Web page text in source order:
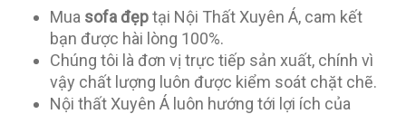
Mua sofa đẹptại Nội Thất Xuyên Á, cam kết
bạn được hài lòng 100%.
Chúng tôi là đơn vị trực tiếp sản xuất, chính vì
vậy chất lượng luôn được kiểm soát chặt chẽ.
Nội thất Xuyên Á luôn hướng tới lợi ích của